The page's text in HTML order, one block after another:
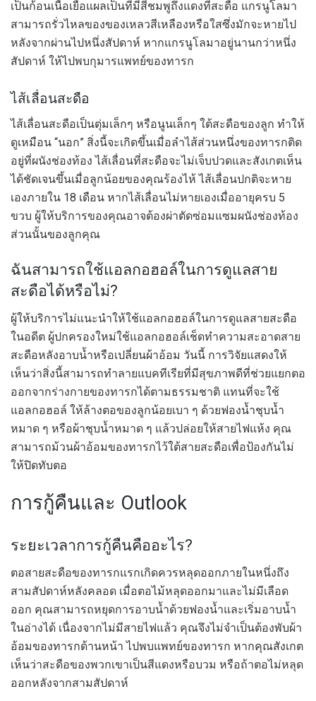
เป็นก้อนเนื้อเยื่อแผลเป็นที่มีสีชมพูถึงแดงที่สะดือ แกรนูโลมา
สามารถรั่วไหลของของเหลวสีเหลืองหรือใสซึ่งมักจะหายไป
หลังจากผ่านไปหนึ่งสัปดาห์ หากแกรนูโลมาอยู่นานกว่าหนึ่ง
สัปดาห์ ให้ไปพบกุมารแพทย์ของทารก
ไส้เลื่อนสะดือ
ไส้เลื่อนสะดือเป็นตุ่มเล็กๆ หรือนูนเล็กๆ ใต้สะดือของลูก ทำให้
ดูเหมือน “นอก” สิ่งนี้จะเกิดขึ้นเมื่อลำไส้ส่วนหนึ่งของทารกติด
อยู่ที่ผนังช่องท้อง ไส้เลื่อนที่สะดือจะไม่เจ็บปวดและสังเกตเห็น
ได้ชัดเจนขึ้นเมื่อลูกน้อยของคุณร้องไห้ ไส้เลื่อนปกติจะหาย
เองภายใน 18 เดือน หากไส้เลื่อนไม่หายเองเมื่ออายุครบ 5
ขวบ ผู้ให้บริการของคุณอาจต้องผ่าตัดซ่อมแซมผนังช่องท้อง
ส่วนนั้นของลูกคุณ
ฉันสามารถใช้แอลกอฮอล์ในการดูแลสาย
สะดือได้หรือไม่?
ผู้ให้บริการไม่แนะนำให้ใช้แอลกอฮอล์ในการดูแลสายสะดือ
ในอดีต ผู้ปกครองใหม่ใช้แอลกอฮอล์เช็ดทำความสะอาดสาย
สะดือหลังอาบน้ำหรือเปลี่ยนผ้าอ้อม วันนี้ การวิจัยแสดงให้
เห็นว่าสิ่งนี้สามารถทำลายแบคทีเรียที่มีสุขภาพดีที่ช่วยแยกตอ
ออกจากร่างกายของทารกได้ตามธรรมชาติ แทนที่จะใช้
แอลกอฮอล์ ให้ล้างตอของลูกน้อยเบา ๆ ด้วยฟองน้ำชุบน้ำ
หมาด ๆ หรือผ้าชุบน้ำหมาด ๆ แล้วปล่อยให้สายไฟแห้ง คุณ
สามารถม้วนผ้าอ้อมของทารกไว้ใต้สายสะดือเพื่อป้องกันไม่
ให้ปิดทับตอ
การกู้คืนและ Outlook
ระยะเวลาการกู้คืนคืออะไร?
ตอสายสะดือของทารกแรกเกิดควรหลุดออกภายในหนึ่งถึง
สามสัปดาห์หลังคลอด เมื่อตอไม้หลุดออกมาและไม่มีเลือด
ออก คุณสามารถหยุดการอาบน้ำด้วยฟองน้ำและเริ่มอาบน้ำ
ในอ่างได้ เนื่องจากไม่มีสายไฟแล้ว คุณจึงไม่จำเป็นต้องพับผ้า
อ้อมของทารกด้านหน้า ไปพบแพทย์ของทารก หากคุณสังเกต
เห็นว่าสะดือของพวกเขาเป็นสีแดงหรือบวม หรือถ้าตอไม่หลุด
ออกหลังจากสามสัปดาห์